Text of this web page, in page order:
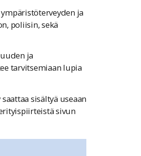
ja
poliisin, sekä
ja
tarvitsemiaan lupia
sisältyä useaan
sivun